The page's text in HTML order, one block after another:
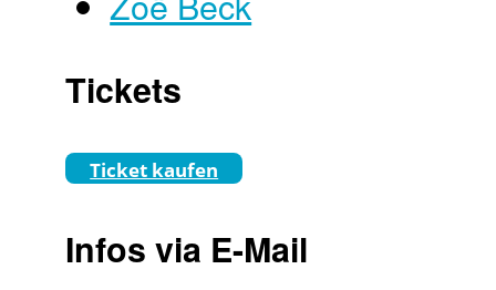
Tickets
Ticket kaufen
Infos via E-Mail